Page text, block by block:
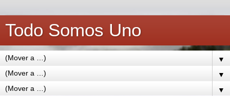
Todo Somos Uno
▼
▼
▼